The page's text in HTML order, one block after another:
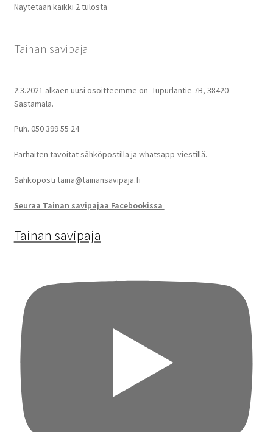
Näytetään kaikki 2 tulostaSorted
Tainan savipaja
2.3.2021 alkaen uusi osoitteemme on Tupurlantie 7B, 38420
Sastamala.
Puh. 050 399 55 24
Parhaiten tavoitat sähköpostilla ja whatsapp-viestillä.
Sähköposti taina@tainansavipaja.fi
Seuraa Tainan savipajaa Facebookissa
Tainan savipaja